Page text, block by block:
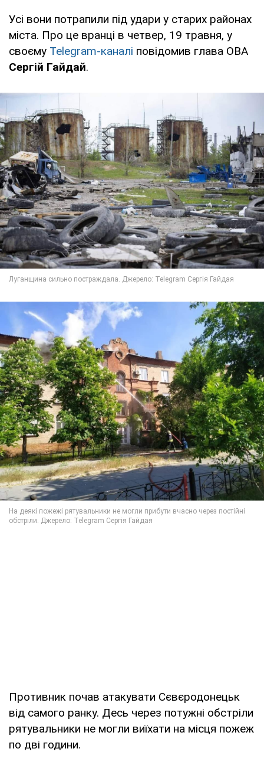
Усі вони потрапили під удари у старих районах
міста. Про це вранці в четвер, 19 травня, у
своєму Telegram-каналі повідомив глава ОВА
Сергій Гайдай.
Противник почав атакувати Сєвєродонецьк
від самого ранку. Десь через потужні обстріли
рятувальники не могли виїхати на місця пожеж
по дві години.